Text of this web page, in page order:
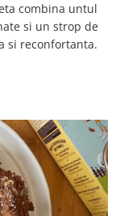
combina untul
si un strop de
si reconfortanta.